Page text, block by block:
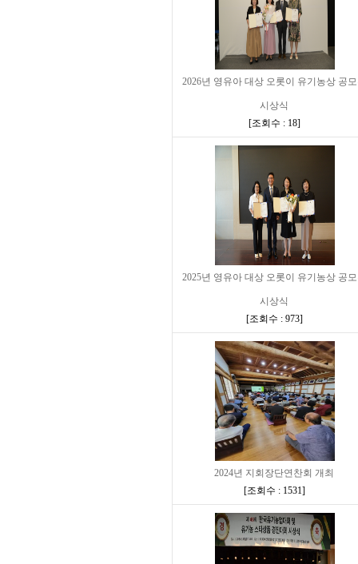
2026년 영유아 대상 오롯이 유기농상 공
시상식
[조회수 : 18]
2025년 영유아 대상 오롯이 유기농상 공
시상식
[조회수 : 973]
2024년 지회장단연찬회 개최
[조회수 : 1531]